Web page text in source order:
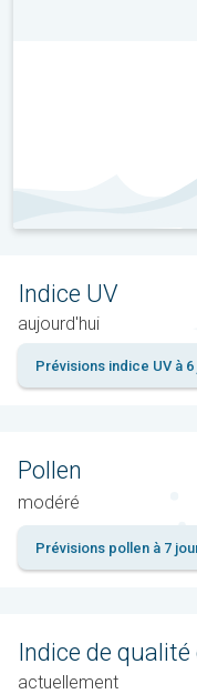
Indice UV
aujourd'hui
Prévisions indice UV à
Pollen
modéré
Prévisions pollen à 7
Indice de qualité
actuellement